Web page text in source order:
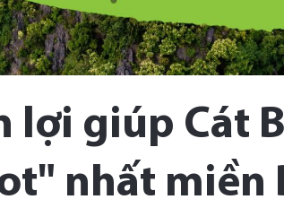
lợi giúp Cát
nhất miền